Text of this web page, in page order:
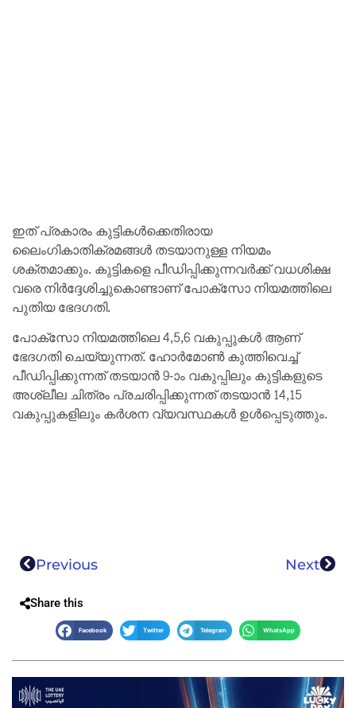
ഇത് പ്രകാരം കുട്ടികള്‍ക്കെതിരായ
ലൈംഗികാതിക്രമങ്ങള്‍ തടയാനുള്ള നിയമം
ശക്തമാക്കും. കുട്ടികളെ പീഡിപ്പിക്കുന്നവര്‍ക്ക് വധശിക്ഷ
വരെ നിര്‍ദ്ദേശിച്ചുകൊണ്ടാണ് പോക്‌സോ നിയമത്തിലെ
പുതിയ ഭേദഗതി.
പോക്‌സോ നിയമത്തിലെ 4,5,6 വകുപ്പുകള്‍ ആണ്
ഭേദഗതി ചെയ്യുന്നത്. ഹോര്‍മോണ്‍ കുത്തിവെച്ച്
പീഡിപ്പിക്കുന്നത് തടയാന്‍ 9-ാം വകുപ്പിലും കുട്ടികളുടെ
അശ്ലീല ചിത്രം പ്രചരിപ്പിക്കുന്നത് തടയാന്‍ 14,15
വകുപ്പുകളിലും കര്‍ശന വ്യവസ്ഥകൾ ഉള്‍പ്പെടുത്തും.
Previous Next
Share this
Facebook Twitter Telegram WhatsApp